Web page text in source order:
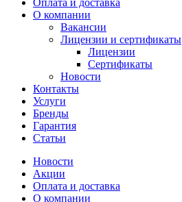
Оплата и доставка
О компании
Вакансии
Лицензии и сертификаты
Лицензии
Сертификаты
Новости
Контакты
Услуги
Бренды
Гарантия
Статьи
Новости
Акции
Оплата и доставка
О компании